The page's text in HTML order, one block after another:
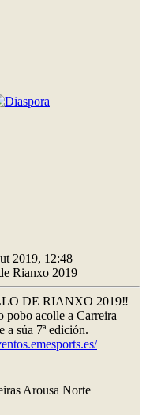
2019, 12:48
Rianxo 2019
DE RIANXO 2019‼
pobo acolle a Carreira
súa 7ª edición.
Arousa Norte